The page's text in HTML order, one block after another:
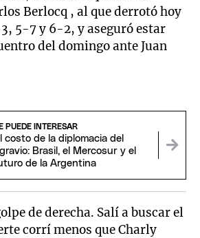
Berlocq , al que derrotó hoy
5-7 y 6-2, y aseguró estar
del domingo ante Juan
PUEDE INTERESAR
costo de la diplomacia del
Brasil, el Mercosur y el
de la Argentina
de derecha. Salí a buscar el
corrí menos que Charly